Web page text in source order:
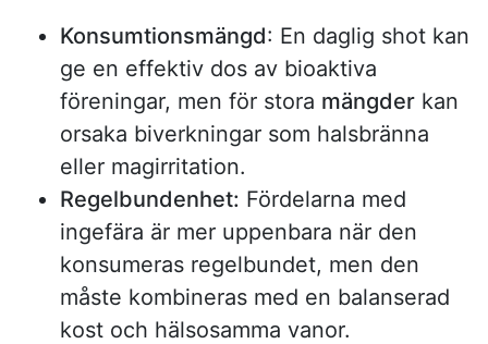
Konsumtionsmängd: En daglig shot kan
ge en effektiv dos av bioaktiva
föreningar, men för stora mängder kan
orsaka biverkningar som halsbränna
eller magirritation.
Regelbundenhet: Fördelarna med
ingefära är mer uppenbara när den
konsumeras regelbundet, men den
måste kombineras med en balanserad
kost och hälsosamma vanor.